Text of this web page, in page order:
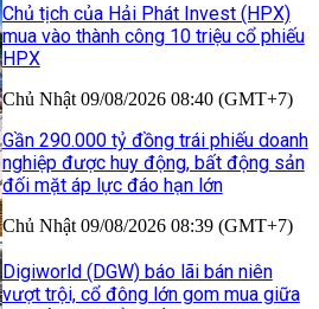
Chủ tịch của Hải Phát Invest (HPX)
mua vào thành công 10 triệu cổ phiếu
HPX
Chủ Nhật 09/08/2026 08:40 (GMT+7)
Gần 290.000 tỷ đồng trái phiếu doanh
nghiệp được huy động, bất động sản
đối mặt áp lực đáo hạn lớn
Chủ Nhật 09/08/2026 08:39 (GMT+7)
Digiworld (DGW) báo lãi bán niên
vượt trội, cổ đông lớn gom mua giữa